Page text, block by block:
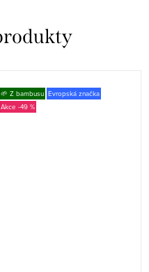
🌱 Z bambusu Evropská značka
-49 %